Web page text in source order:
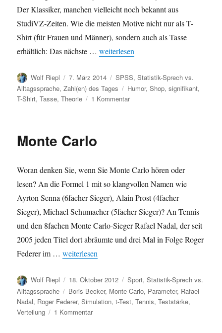
Der Klassiker, manchen vielleicht noch bekannt aus
StudiVZ-Zeiten. Wie die meisten Motive nicht nur als T-
Shirt (für Frauen und Männer), sondern auch als Tasse
erhältlich: Das nächste …„Neu im Statistik Shop: Motive zu
weiterlesen
Autor
Wolf Riepl
Veröffentlicht
am
7. März 2014 Kategorien
SPSS,Statistik-Sprech vs.
Alltagssprache,Zahl(en) des Tages Schlagwörter
Humor,Shop,signifikant,
T-Shirt,Tasse,Theorie 1 Kommentarzu
Statistik
/
Monte Carlo
Woran denken Sie, wenn Sie Monte Carlo hören oder
lesen? An die Formel 1 mit so klangvollen Namen wie
Ayrton Senna (6facher Sieger), Alain Prost (4facher
Sieger), Michael Schumacher (5facher Sieger)? An Tennis
und den 8fachen Monte Carlo-Sieger Rafael Nadal, der seit
2005 jeden Titel dort abräumte und drei Mal in Folge Roger
Federer im …„Monte Carlo“
weiterlesen
Autor
Wolf Riepl
Veröffentlicht
am
18. Oktober 2012 Kategorien
Sport,Statistik-Sprech vs.
Alltagssprache
Schlagwörter
Boris Becker, Monte Carlo, Parameter, Rafael
Nadal, Roger Federer,Simulation,t-Test,Tennis,Teststärke,
Verteilung
1 Kommentarzu